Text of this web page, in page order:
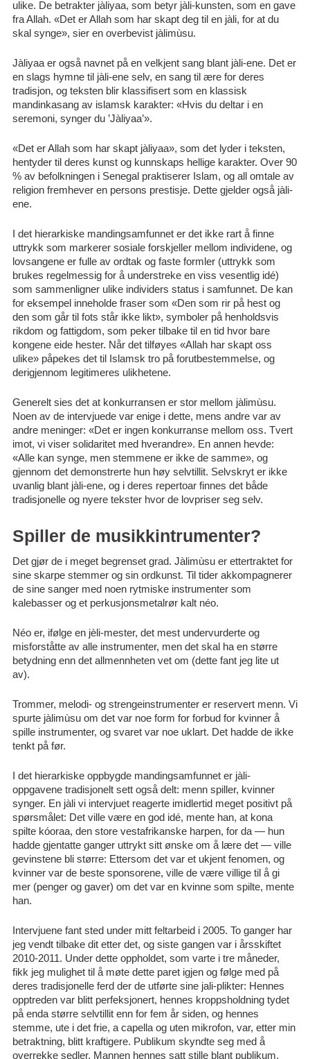
ulike. De betrakter jàliyaa, som betyr jàli-kunsten, som en gave
fra Allah. «Det er Allah som har skapt deg til en jàli, for at du
skal synge», sier en overbevist jàlimùsu.
Jàliyaa er også navnet på en velkjent sang blant jàli-ene. Det er
en slags hymne til jàli-ene selv, en sang til ære for deres
tradisjon, og teksten blir klassifisert som en klassisk
mandinkasang av islamsk karakter: «Hvis du deltar i en
seremoni, synger du ’Jàliyaa’».
«Det er Allah som har skapt jàliyaa», som det lyder i teksten,
hentyder til deres kunst og kunnskaps hellige karakter. Over 90
% av befolkningen i Senegal praktiserer Islam, og all omtale av
religion fremhever en persons prestisje. Dette gjelder også jàli-
ene.
I det hierarkiske mandingsamfunnet er det ikke rart å finne
uttrykk som markerer sosiale forskjeller mellom individene, og
lovsangene er fulle av ordtak og faste formler (uttrykk som
brukes regelmessig for å understreke en viss vesentlig idé)
som sammenligner ulike individers status i samfunnet. De kan
for eksempel inneholde fraser som «Den som rir på hest og
den som går til fots står ikke likt», symboler på henholdsvis
rikdom og fattigdom, som peker tilbake til en tid hvor bare
kongene eide hester. Når det tilføyes «Allah har skapt oss
ulike» påpekes det til Islamsk tro på forutbestemmelse, og
derigjennom legitimeres ulikhetene.
Generelt sies det at konkurransen er stor mellom jàlimùsu.
Noen av de intervjuede var enige i dette, mens andre var av
andre meninger: «Det er ingen konkurranse mellom oss. Tvert
imot, vi viser solidaritet med hverandre». En annen hevde:
«Alle kan synge, men stemmene er ikke de samme», og
gjennom det demonstrerte hun høy selvtillit. Selvskryt er ikke
uvanlig blant jàli-ene, og i deres repertoar finnes det både
tradisjonelle og nyere tekster hvor de lovpriser seg selv.
Spiller de musikkintrumenter?
Det gjør de i meget begrenset grad. Jàlimùsu er ettertraktet for
sine skarpe stemmer og sin ordkunst. Til tider akkompagnerer
de sine sanger med noen rytmiske instrumenter som
kalebasser og et perkusjonsmetalrør kalt néo.
Néo er, ifølge en jèli-mester, det mest undervurderte og
misforståtte av alle instrumenter, men det skal ha en større
betydning enn det allmennheten vet om (dette fant jeg lite ut
av).
Trommer, melodi- og strengeinstrumenter er reservert menn. Vi
spurte jàlimùsu om det var noe form for forbud for kvinner å
spille instrumenter, og svaret var noe uklart. Det hadde de ikke
tenkt på før.
I det hierarkiske oppbygde mandingsamfunnet er jàli-
oppgavene tradisjonelt sett også delt: menn spiller, kvinner
synger. En jàli vi intervjuet reagerte imidlertid meget positivt på
spørsmålet: Det ville være en god idé, mente han, at kona
spilte kóoraa, den store vestafrikanske harpen, for da — hun
hadde gjentatte ganger uttrykt sitt ønske om å lære det — ville
gevinstene bli større: Ettersom det var et ukjent fenomen, og
kvinner var de beste sponsorene, ville de være villige til å gi
mer (penger og gaver) om det var en kvinne som spilte, mente
han.
Intervjuene fant sted under mitt feltarbeid i 2005. To ganger har
jeg vendt tilbake dit etter det, og siste gangen var i årsskiftet
2010-2011. Under dette oppholdet, som varte i tre måneder,
fikk jeg mulighet til å møte dette paret igjen og følge med på
deres tradisjonelle ferd der de utførte sine jali-plikter: Hennes
opptreden var blitt perfeksjonert, hennes kroppsholdning tydet
på enda større selvtillit enn for fem år siden, og hennes
stemme, ute i det frie, a capella og uten mikrofon, var, etter min
betraktning, blitt kraftigere. Publikum skyndte seg med å
overrekke sedler. Mannen hennes satt stille blant publikum.